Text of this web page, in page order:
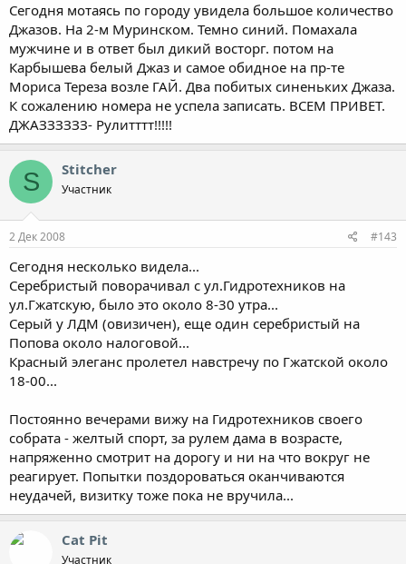
Сегодня мотаясь по городу увидела большое количество
Джазов. На 2-м Муринском. Темно синий. Помахала
мужчине и в ответ был дикий восторг. потом на
Карбышева белый Джаз и самое обидное на пр-те
Мориса Тереза возле ГАЙ. Два побитых синеньких Джаза.
К сожалению номера не успела записать. ВСЕМ ПРИВЕТ.
ДЖАЗЗЗЗЗЗ- Рулитттт!!!!!
S Stitcher
Участник
2 Дек 2008 #143
Сегодня несколько видела...
Серебристый поворачивал с ул.Гидротехников на
ул.Гжатскую, было это около 8-30 утра...
Серый у ЛДМ (овизичен), еще один серебристый на
Попова около налоговой...
Красный элеганс пролетел навстречу по Гжатской около
18-00...
Постоянно вечерами вижу на Гидротехников своего
собрата - желтый спорт, за рулем дама в возрасте,
напряженно смотрит на дорогу и ни на что вокруг не
реагирует. Попытки поздороваться оканчиваются
неудачей, визитку тоже пока не вручила...
Cat Pit
Участник